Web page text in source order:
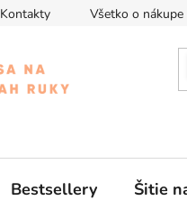
Kontakty Všetko o nákupe
Bestsellery Šitie